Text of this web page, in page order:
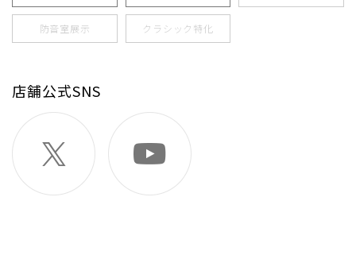
防音室展示 クラシック特化
店舗公式SNS